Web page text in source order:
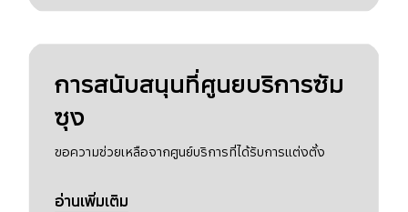
การสนับสนุนที่ศูนยบริการซัม
ซุง
ขอความช่วยเหลือจากศูนย์บริการที่ได้รับการแต่งตั้ง
อ่านเพิ่มเติม